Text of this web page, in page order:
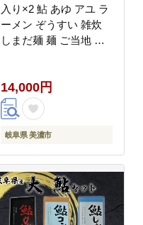
入り×2 鮎 あゆ アユ ラ
ーメン ぞうすい 雑炊
しまだ麺 麺 ご当地 グ
粉 旨味 魚 料理 簡単 一
般財団法人岐阜県魚苗
センター 岐阜県 美濃市
14,000円
岐阜県 美濃市